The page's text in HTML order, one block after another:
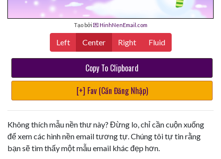
Tạo bởi 💌 HinhNenEmail.com
Left Center Right Fluid
Copy To Clipboard
[+] Fav (Cần Đăng Nhập)
Không thích mẫu nền thư này? Đừng lo, chỉ cần cuộn xuống
để xem các hình nền email tương tự. Chúng tôi tự tin rằng
bạn sẽ tìm thấy một mẫu email khác đẹp hơn.